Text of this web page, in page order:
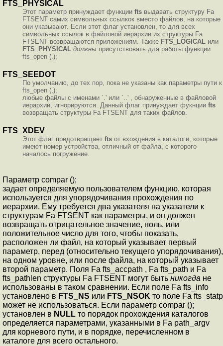
FTS_PHYSICAL
Этот параметр принуждает функции fts выдавать структуру Fa
FTSENT самих символьных ссылкок вместо файлов, на которые
они указывают. Если этот флаг установлен, то для всех
символьных ссылок в файловой иерархии их структуры Fa
FTSENT возвращаются приложениям. Также FTS_LOGICAL или
FTS_PHYSICAL должны присутствовать для работы функции
fts_open (.);
FTS_SEEDOT
По умолчанию, до тех пор, пока не указаны как параметры пути к
fts_open (,);
любые файлы с именами `.' или `..' , обнаруженные в файловой
иерархии, игнорируются. Данный флаг принуждает фукнции fts
возвращать структуры Fa FTSENT для таких файлов.
FTS_XDEV
Этот флаг предотвращает fts от вхождения в каталоги, которые
имеют номер устройства, отличный от файла, с которого
началось погружение.
Параметр compar ();
задает определяемую пользователем функцию, которая
используется для упорядочивания прохождения по
иерархии. Ему требуется два указателя на указатели к
структурам Fa FTSENT как параметры, и он должен
возвращать отрицательное значение, ноль, или
положительное число для того, чтобы показать,
расположен ли файл, на который указывает первый
параметр, перед (относительно текущего упорядочивания),
на одном уровне, или после файла, на который указывает
второй параметр. Поля Fa fts_accpath , Fa fts_path и Fa
fts_pathlen структуры Fa FTSENT могут быть никогда не
использованы в таком сравнении. Если поле Fa fts_info
установлено в FTS_NS или FTS_NSOK то поле Fa fts_statp
может не использоваться. Если параметр compar ();
установлен в NULL то порядок прохождения каталогов
определяется параметрами, указанными в Fa path_argv
для корневого пути, и в порядке, перечисленном в
каталоге для всего остального.